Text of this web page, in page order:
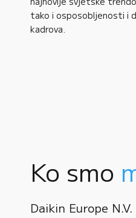
tako i osposobljenosti i
kadrova.
Ko smo
Daikin Europe